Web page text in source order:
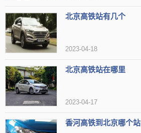
北京高铁站有几个
2023-04-18
北京高铁站在哪里
2023-04-17
香河高铁到北京哪个站